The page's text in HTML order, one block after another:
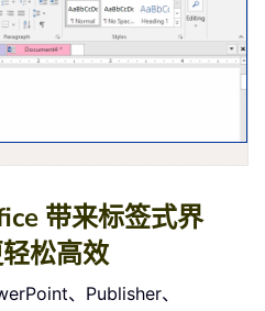
带来标签式界
松高效
、Publisher、